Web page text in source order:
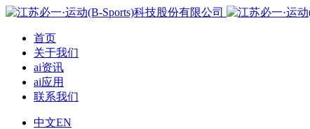
首页
关于我们
ai资讯
ai应用
联系我们
中文EN